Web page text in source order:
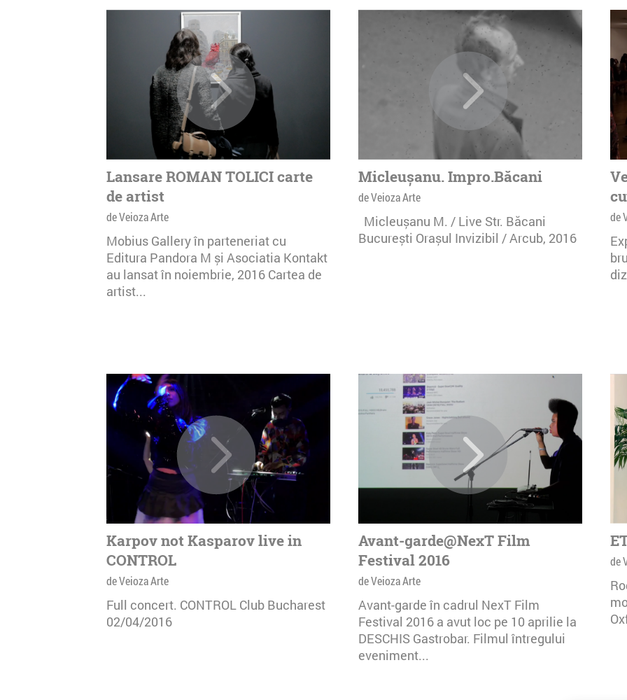
Lansare ROMAN TOLICI carte
de artist
de Veioza Arte
Mobius Gallery în parteneriat cu
Editura Pandora M și Asociatia Kontakt
au lansat în noiembrie, 2016 Cartea de
artist...
Micleușanu. Impro.Băcani
de Veioza Arte
Micleușanu M. / Live Str. Băcani
București Orașul Invizibil / Arcub, 2016
de
Karpov not Kasparov live in
CONTROL
de Veioza Arte
Full concert. CONTROL Club Bucharest
02/04/2016
Avant-garde@NexT Film
Festival 2016
de Veioza Arte
Avant-garde în cadrul NexT Film
Festival 2016 a avut loc pe 10 aprilie la
DESCHIS Gastrobar. Filmul întregului
eveniment...
de